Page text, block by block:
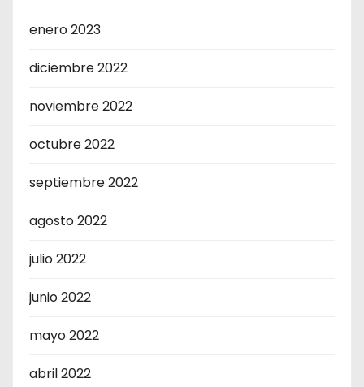
enero 2023
diciembre 2022
noviembre 2022
octubre 2022
septiembre 2022
agosto 2022
julio 2022
junio 2022
mayo 2022
abril 2022